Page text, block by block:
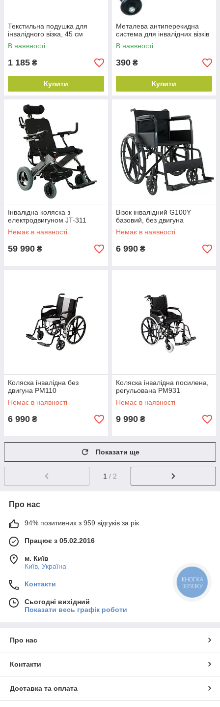
Текстильна подушка для
інвалідного візка, 45 см
В наявності
1 185 ₴
Купити
Металева антиперекидна
система для інвалідних візків
В наявності
390 ₴
Купити
Інвалідна коляска з
електродвигуном JT-311
Немає в наявності
59 990 ₴
Візок інвалідний G100Y
базовий, без двигуна
Немає в наявності
6 990 ₴
Коляска інвалідна без
двигуна PM110
Немає в наявності
6 990 ₴
Коляска інвалідна посилена,
регульована PM931
Немає в наявності
9 990 ₴
Показати ще
1 / 2
Про нас
94% позитивних з 959 відгуків за рік
Працює з 05.02.2016
м. Київ
Київ, Україна
Контакти
Сьогодні вихідний
Показати весь графік роботи
Про нас
Контакти
Доставка та оплата
КНОПКА
ЗВ'ЯЗКУ